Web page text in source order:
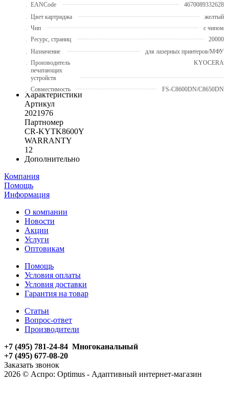
EANCode
4670089332628
Цвет картриджа
желтый
Чип
с чипом
Ресурс, страниц
20000
Назначение
для лазерных принтеров/МФУ
Производитель
печатающих
устройств
KYOCERA
Совместимость FS-C8600DN/C8650DN
Характеристики
Артикул
2021976
Партномер
CR-KYTK8600Y
WARRANTY
12
Дополнительно
Компания
Помощь
Информация
О компании
Новости
Акции
Услуги
Оптовикам
Помощь
Условия оплаты
Условия доставки
Гарантия на товар
Статьи
Вопрос-ответ
Производители
+7 (495) 781-24-84 Многоканальный
+7 (495) 677-08-20
Заказать звонок
2026 © Аспро: Optimus - Адаптивный интернет-магазин